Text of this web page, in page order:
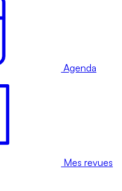
Agenda
Mes revues